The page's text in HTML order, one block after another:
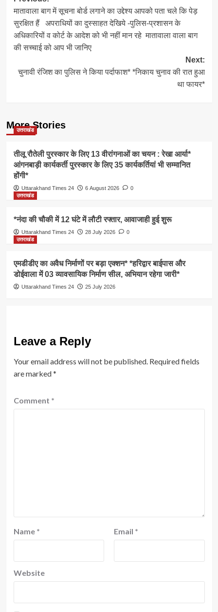
navigation
मातावाला बाग में सूचना बोर्ड लगाने का उद्देश्य आपको पता चले कि पेड़
सुरक्षित हैं अपराधियों का दुस्साहत देखिये -पुलिस-प्रशासन के
अधिकारियों व कोर्ट के आदेश को भी नहीं मान रहे मातावाला वाला बाग
की सच्चाई को आप भी जानिए
Next:
चुनावी रंजिश का पुलिस ने किया पर्दाफाश* *निकाय चुनाव की रात हुआ
था फायर*
More Stories
उत्तराखंड
तीलू रौतेली पुरस्कार के लिए 13 वीरांगनाओं का चयन : रेखा आर्या*
आंगनबाड़ी कार्यकर्ती पुरस्कार के लिए 35 कार्यकर्तियां भी सम्मानित
होंगी*
Uttarakhand Times 24 6 August 2026
0
उत्तराखंड
*नंदा की चौकी में 12 घंटे में लौटी रफ्तार, आवाजाही हुई शुरू
Uttarakhand Times 24 28 July 2026
0
उत्तराखंड
एमडीडीए का अवैध निर्माणों पर बड़ा एक्शन* *हरिद्वार बाईपास और
डोईवाला में 03 व्यावसायिक निर्माण सील, अभियान रहेगा जारी*
Uttarakhand Times 24 25 July 2026
Leave a Reply
Your email address will not be published. Required fields
are marked*
Comment *
Name * Email *
Website